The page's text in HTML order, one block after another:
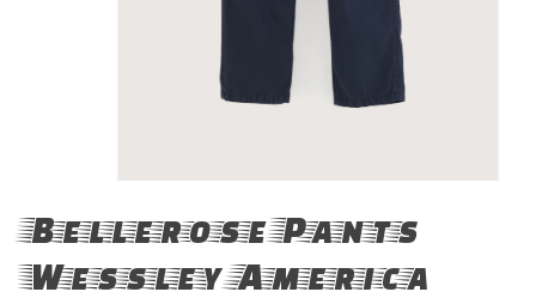
Bellerose Pants
Wessley America